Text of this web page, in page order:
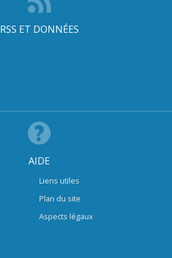
RSS ET DONNÉES
AIDE
Liens utiles
Plan du site
Aspects légaux